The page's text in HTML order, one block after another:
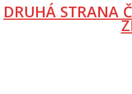
DRUHÁ STRANA